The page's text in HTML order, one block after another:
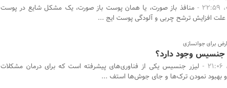
منافذ باز صورت، یا همان پوست باز صورت، یک مشکل شایع در پوست
افزایش ترشح چربی و آلودگی پوست ایج ...
برای جوانسازی
جنسیس وجود دارد؟
لیزر جنسیس یکی از فناوری‌های پیشرفته است که برای درمان مشکلات
و بهبود نمودن ترک‌ها و جای جوش‌ها استف ...